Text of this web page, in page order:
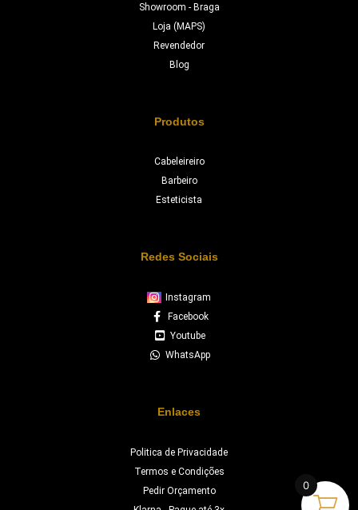
Showroom - Braga
Loja (MAPS)
Revendedor
Blog
Produtos
Cabeleireiro
Barbeiro
Esteticista
Redes Sociais
Instagram
Facebook
Youtube
WhatsApp
Enlaces
Politica de Privacidade
Termos e Condições
Pedir Orçamento
0